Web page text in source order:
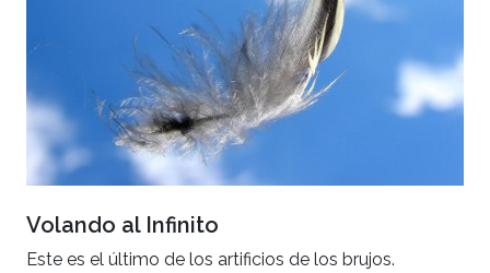
Volando al Infinito
Este es el último de los artificios de los brujos.